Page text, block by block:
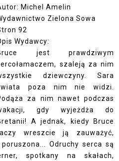
Michel Amelin
Zielona Sowa
92
Wydawcy:
jest prawdziwym
szaleją za nim
dziewczyny. Sara
poza nim nie widzi.
za nim nawet podczas
gdy wyjeżdża do
A jednak, kiedy Bruce
wreszcie ją zauważyć,
Odruchy serca są
spotkany na skałach,